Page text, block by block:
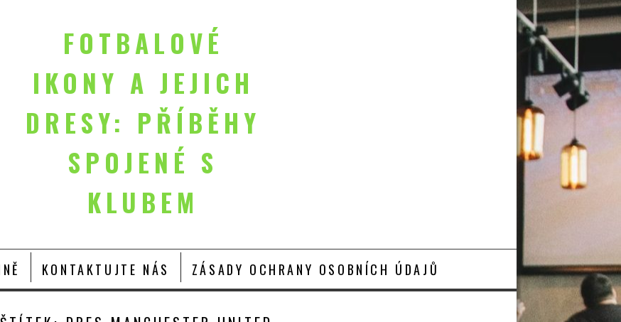
FOTBALOVÉ
IKONY A JEJICH
DRESY: PŘÍBĚHY
SPOJENÉ S
KLUBEM
KONTAKTUJTE NÁS ZÁSADY OCHRANY OSOBNÍCH ÚDAJŮ